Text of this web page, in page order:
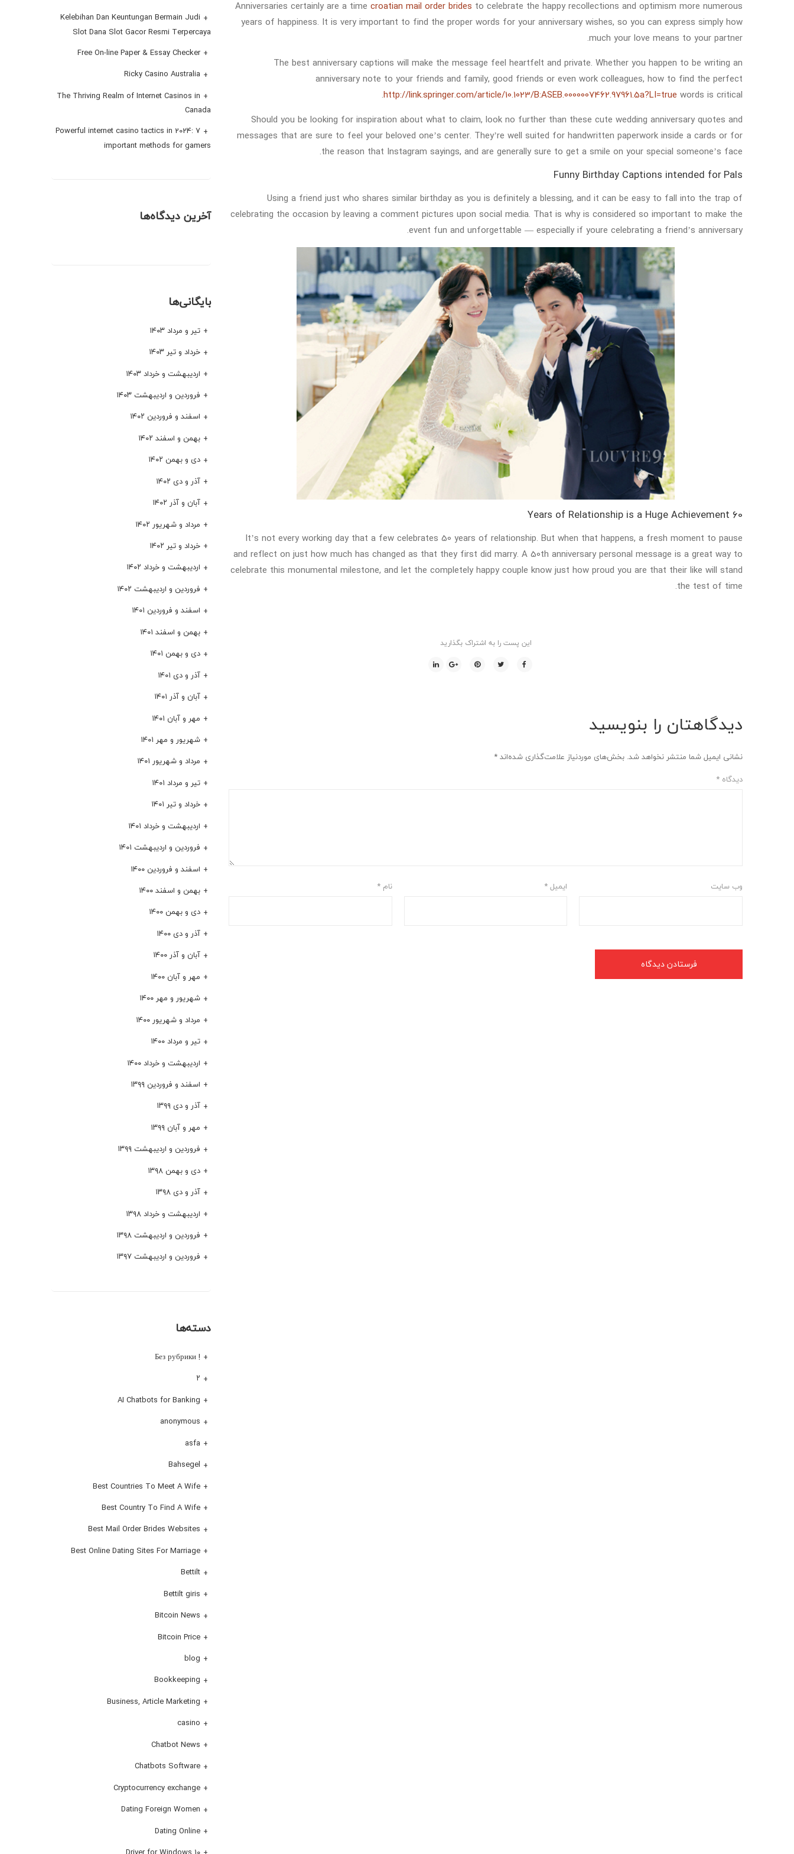
Anniversaries certainly are a time croatian mail order brides to celebrate the happy recollections and optimism more numerous
years of happiness. It is very important to find the proper words for your anniversary wishes, so you can express simply how
much your love means to your partner.
The best anniversary captions will make the message feel heartfelt and private. Whether you happen to be writing an
anniversary note to your friends and family, good friends or even work colleagues, how to find the perfect
http://link.springer.com/article/10.1023/B:ASEB.0000007462.97961.5a?LI=true words is critical.
Should you be looking for inspiration about what to claim, look no further than these cute wedding anniversary quotes and
messages that are sure to feel your beloved one’s center. They’re well suited for handwritten paperwork inside a cards or for
the reason that Instagram sayings, and are generally sure to get a smile on your special someone’s face.
Funny Birthday Captions intended for Pals
Using a friend just who shares similar birthday as you is definitely a blessing, and it can be easy to fall into the trap of
celebrating the occasion by leaving a comment pictures upon social media. That is why is considered so important to make the
event fun and unforgettable — especially if youre celebrating a friend’s anniversary.
60 Years of Relationship is a Huge Achievement
It’s not every working day that a few celebrates 50 years of relationship. But when that happens, a fresh moment to pause
and reflect on just how much has changed as that they first did marry. A 50th anniversary personal message is a great way to
celebrate this monumental milestone, and let the completely happy couple know just how proud you are that their like will stand
the test of time.
این پست را به اشتراک بگذارید
دیدگاهتان را بنویسید
نشانی ایمیل شما منتشر نخواهد شد. بخش‌های موردنیاز علامت‌گذاری شده‌اند*
دیدگاه *
نام* ایمیل* وب‌ سایت
Kelebihan Dan Keuntungan Bermain Judi
Slot Dana Slot Gacor Resmi Terpercaya
Free On-line Paper & Essay Checker
Ricky Casino Australia
The Thriving Realm of Internet Casinos in
Canada
Powerful internet casino tactics in 2024: 7
important methods for gamers
آخرین دیدگاه‌ها
بایگانی‌ها
تیر و مرداد ۱۴۰۳
خرداد و تیر ۱۴۰۳
اردیبهشت و خرداد ۱۴۰۳
فروردین و اردیبهشت ۱۴۰۳
اسفند و فروردین ۱۴۰۲
بهمن و اسفند ۱۴۰۲
دی و بهمن ۱۴۰۲
آذر و دی ۱۴۰۲
آبان و آذر ۱۴۰۲
مرداد و شهریور ۱۴۰۲
خرداد و تیر ۱۴۰۲
اردیبهشت و خرداد ۱۴۰۲
فروردین و اردیبهشت ۱۴۰۲
اسفند و فروردین ۱۴۰۱
بهمن و اسفند ۱۴۰۱
دی و بهمن ۱۴۰۱
آذر و دی ۱۴۰۱
آبان و آذر ۱۴۰۱
مهر و آبان ۱۴۰۱
شهریور و مهر ۱۴۰۱
مرداد و شهریور ۱۴۰۱
تیر و مرداد ۱۴۰۱
خرداد و تیر ۱۴۰۱
اردیبهشت و خرداد ۱۴۰۱
فروردین و اردیبهشت ۱۴۰۱
اسفند و فروردین ۱۴۰۰
بهمن و اسفند ۱۴۰۰
دی و بهمن ۱۴۰۰
آذر و دی ۱۴۰۰
آبان و آذر ۱۴۰۰
مهر و آبان ۱۴۰۰
شهریور و مهر ۱۴۰۰
مرداد و شهریور ۱۴۰۰
تیر و مرداد ۱۴۰۰
اردیبهشت و خرداد ۱۴۰۰
اسفند و فروردین ۱۳۹۹
آذر و دی ۱۳۹۹
مهر و آبان ۱۳۹۹
فروردین و اردیبهشت ۱۳۹۹
دی و بهمن ۱۳۹۸
آذر و دی ۱۳۹۸
اردیبهشت و خرداد ۱۳۹۸
فروردین و اردیبهشت ۱۳۹۸
فروردین و اردیبهشت ۱۳۹۷
دسته‌ها
! Без рубрики
۲
AI Chatbots for Banking
anonymous
asfa
Bahsegel
Best Countries To Meet A Wife
Best Country To Find A Wife
Best Mail Order Brides Websites
Best Online Dating Sites For Marriage
Bettilt
Bettilt giris
Bitcoin News
Bitcoin Price
blog
Bookkeeping
Business, Article Marketing
casino
Chatbot News
Chatbots Software
Cryptocurrency exchange
Dating Foreign Women
Dating Online